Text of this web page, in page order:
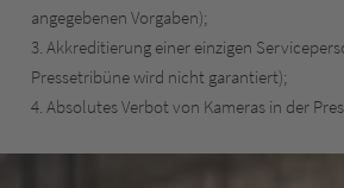
angegebenen Vorgaben);
3. Akkreditierung einer einzigen
Pressetribüne wird nicht garantiert);
4. Absolutes Verbot von Kameras in der